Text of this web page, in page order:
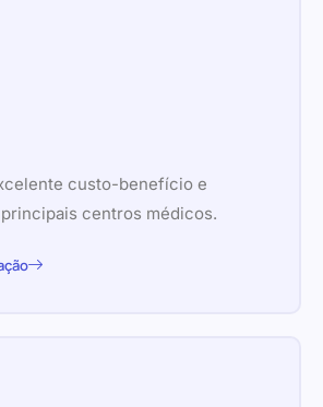
custo-benefício e
centros médicos.